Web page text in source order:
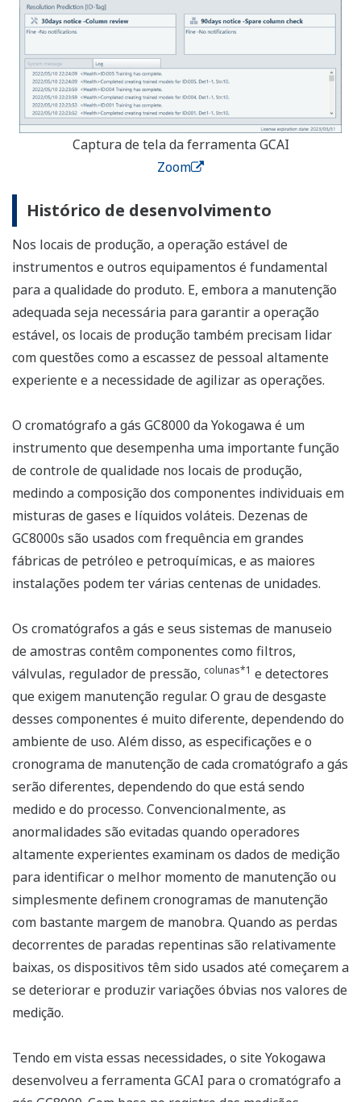
Captura de tela da ferramenta GCAI
Zoom
Histórico de desenvolvimento
Nos locais de produção, a operação estável de
instrumentos e outros equipamentos é fundamental
para a qualidade do produto. E, embora a manutenção
adequada seja necessária para garantir a operação
estável, os locais de produção também precisam lidar
com questões como a escassez de pessoal altamente
experiente e a necessidade de agilizar as operações.
O cromatógrafo a gás GC8000 da Yokogawa é um
instrumento que desempenha uma importante função
de controle de qualidade nos locais de produção,
medindo a composição dos componentes individuais em
misturas de gases e líquidos voláteis. Dezenas de
GC8000s são usados com frequência em grandes
fábricas de petróleo e petroquímicas, e as maiores
instalações podem ter várias centenas de unidades.
Os cromatógrafos a gás e seus sistemas de manuseio
de amostras contêm componentes como filtros,
válvulas, regulador de pressão, colunas*1 e detectores
que exigem manutenção regular. O grau de desgaste
desses componentes é muito diferente, dependendo do
ambiente de uso. Além disso, as especificações e o
cronograma de manutenção de cada cromatógrafo a gás
serão diferentes, dependendo do que está sendo
medido e do processo. Convencionalmente, as
anormalidades são evitadas quando operadores
altamente experientes examinam os dados de medição
para identificar o melhor momento de manutenção ou
simplesmente definem cronogramas de manutenção
com bastante margem de manobra. Quando as perdas
decorrentes de paradas repentinas são relativamente
baixas, os dispositivos têm sido usados até começarem a
se deteriorar e produzir variações óbvias nos valores de
medição.
Tendo em vista essas necessidades, o site Yokogawa
desenvolveu a ferramenta GCAI para o cromatógrafo a